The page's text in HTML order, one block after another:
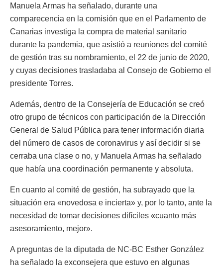
Manuela Armas ha señalado, durante una
comparecencia en la comisión que en el Parlamento de
Canarias investiga la compra de material sanitario
durante la pandemia, que asistió a reuniones del comité
de gestión tras su nombramiento, el 22 de junio de 2020,
y cuyas decisiones trasladaba al Consejo de Gobierno el
presidente Torres.
Además, dentro de la Consejería de Educación se creó
otro grupo de técnicos con participación de la Dirección
General de Salud Pública para tener información diaria
del número de casos de coronavirus y así decidir si se
cerraba una clase o no, y Manuela Armas ha señalado
que había una coordinación permanente y absoluta.
En cuanto al comité de gestión, ha subrayado que la
situación era «novedosa e incierta» y, por lo tanto, ante la
necesidad de tomar decisiones difíciles «cuanto más
asesoramiento, mejor».
A preguntas de la diputada de NC-BC Esther González
ha señalado la exconsejera que estuvo en algunas